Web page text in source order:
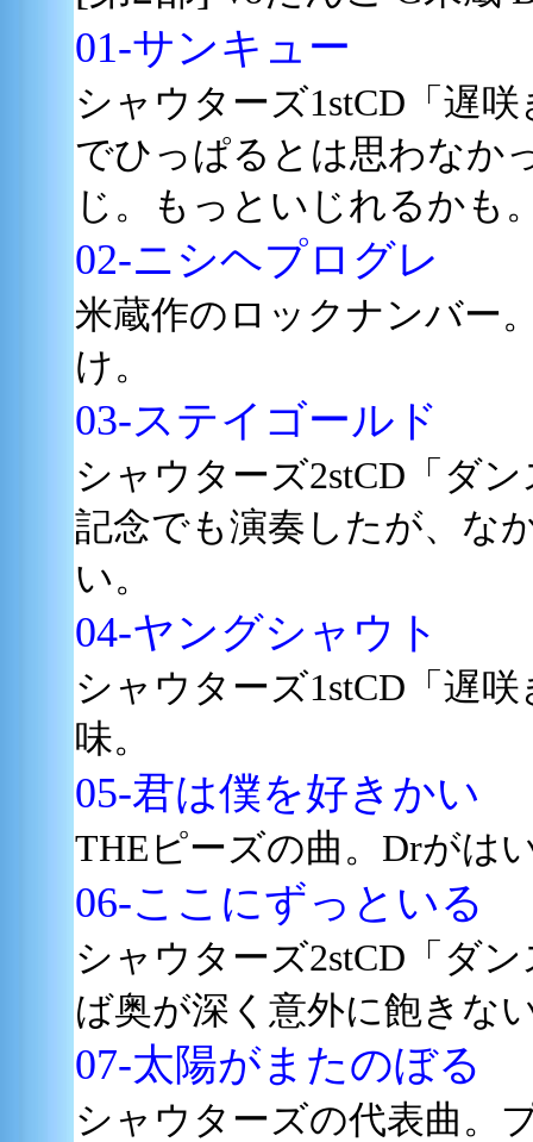
01-サンキュー
シャウターズ1stCD「遅
でひっぱるとは思わなか
じ。もっといじれるかも
02-ニシヘプログレ
米蔵作のロックナンバー
け。
03-ステイゴールド
シャウターズ2stCD「ダ
記念でも演奏したが、な
い。
04-ヤングシャウト
シャウターズ1stCD「遅
味。
05-君は僕を好きかい
THEピーズの曲。Drがは
06-ここにずっといる
シャウターズ2stCD「ダ
ば奥が深く意外に飽きな
07-太陽がまたのぼる
シャウターズの代表曲。